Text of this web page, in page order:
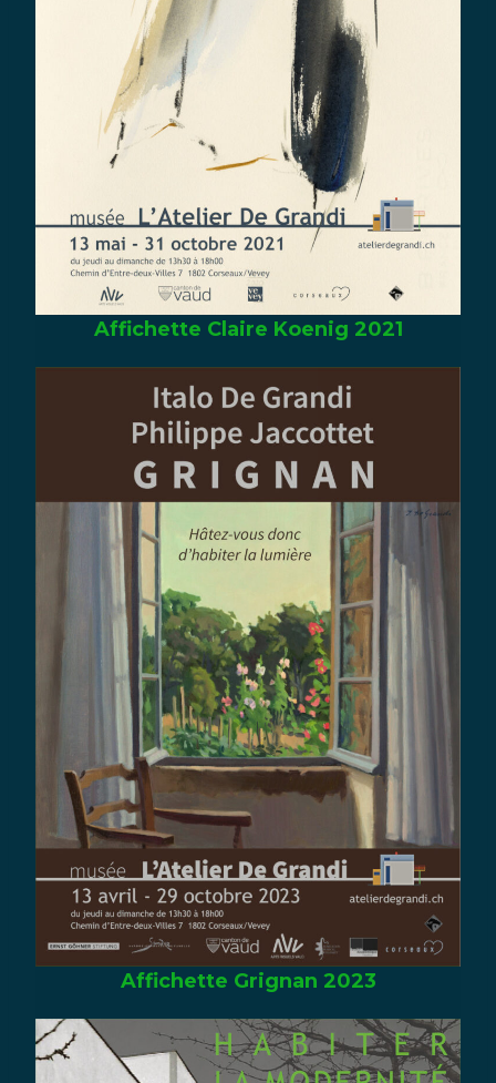
Affichette Claire Koenig 2021
Affichette Grignan 2023